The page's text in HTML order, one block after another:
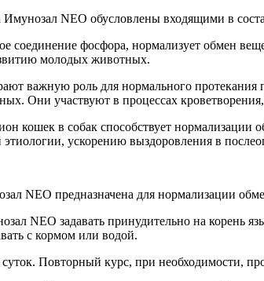
Имунозал NEO обусловлены входящими в
соединение фосфора, нормализует обмен
молодых животных.
важную роль для нормального протекания
Они участвуют в процессах
кошек в собак способствует
этиологии, ускорению выздоровления в
NEO предназначена для нормализации
NEO задавать принудительно на корень
с кормом или водой.
Повторный курс, при необходимости,